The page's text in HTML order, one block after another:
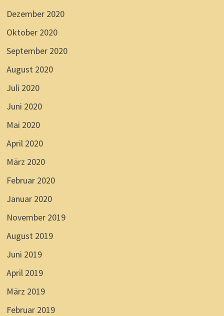
Dezember 2020
Oktober 2020
September 2020
August 2020
Juli 2020
Juni 2020
Mai 2020
April 2020
März 2020
Februar 2020
Januar 2020
November 2019
August 2019
Juni 2019
April 2019
März 2019
Februar 2019